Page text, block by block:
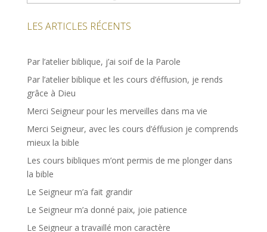
LES ARTICLES RÉCENTS
Par l’atelier biblique, j’ai soif de la Parole
Par l’atelier biblique et les cours d’éffusion, je rends
grâce à Dieu
Merci Seigneur pour les merveilles dans ma vie
Merci Seigneur, avec les cours d’éffusion je comprends
mieux la bible
Les cours bibliques m’ont permis de me plonger dans
la bible
Le Seigneur m’a fait grandir
Le Seigneur m’a donné paix, joie patience
Le Seigneur a travaillé mon caractère